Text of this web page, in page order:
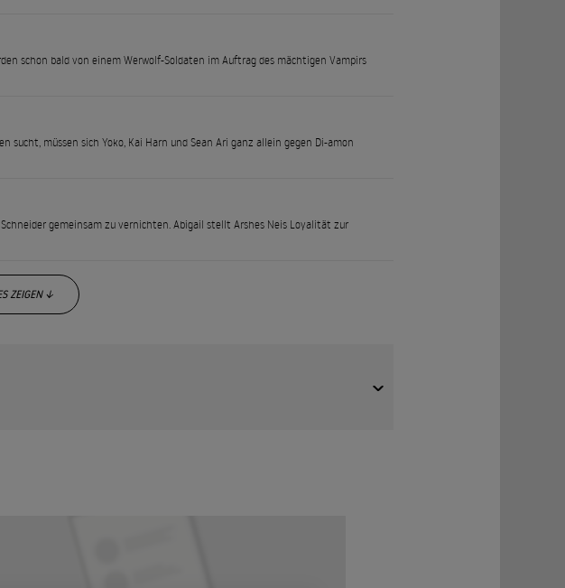
schon bald von einem Werwolf-Soldaten im Auftrag des mächtigen Vampirs
sucht, müssen sich Yoko, Kai Harn und Sean Ari ganz allein gegen Di-amon
gemeinsam zu vernichten. Abigail stellt Arshes Neis Loyalität zur
ZEIGEN ↓